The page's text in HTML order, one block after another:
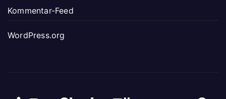
Kommentar-Feed
WordPress.org